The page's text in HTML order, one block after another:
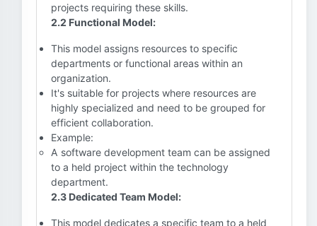
projects requiring these skills.
2.2 Functional Model:
This model assigns resources to specific
departments or functional areas within an
organization.
It's suitable for projects where resources are
highly specialized and need to be grouped for
efficient collaboration.
Example:
A software development team can be assigned
to a held project within the technology
department.
2.3 Dedicated Team Model:
This model dedicates a specific team to a held